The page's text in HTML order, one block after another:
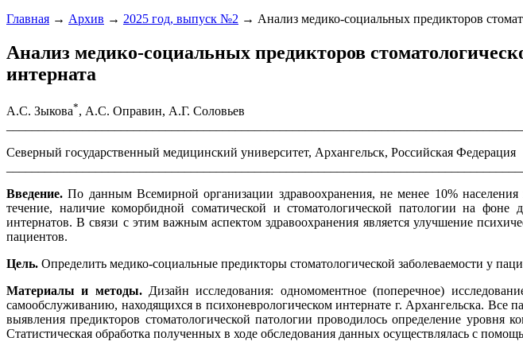
Главная → Архив → 2025 год, выпуск №2 → Анализ медико-социальных предикторов
Анализ медико-социальных предикторов
интерната
А.С. Зыкова*, А.С. Оправин, А.Г. Соловьев
Северный государственный медицинский университет, Архангельск, Российская Федерация
Введение.По данным Всемирной организации здравоохранения, не менее 10%
течение, наличие коморбидной соматической и стоматологической патологии на фоне
интернатов. В связи с этим важным аспектом здравоохранения является улучшение
пациентов.
Цель. Определить медико-социальные предикторы стоматологической заболеваемости у
Материалы и методы. Дизайн исследования: одномоментное (поперечное)
самообслуживанию, находящихся в психоневрологическом интернате г. Архангельска. Все
выявления предикторов стоматологической патологии проводилось определение уровня
Статистическая обработка полученных в ходе обследования данных осуществлялась с